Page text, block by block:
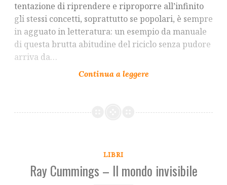
tentazione di riprendere e riproporre all’infinito
gli stessi concetti, soprattutto se popolari, è sempre
in agguato in letteratura: un esempio da manuale
di questa brutta abitudine del riciclo senza pudore
arriva da…
LIBRI
Ray Cummings – Il mondo invisibile